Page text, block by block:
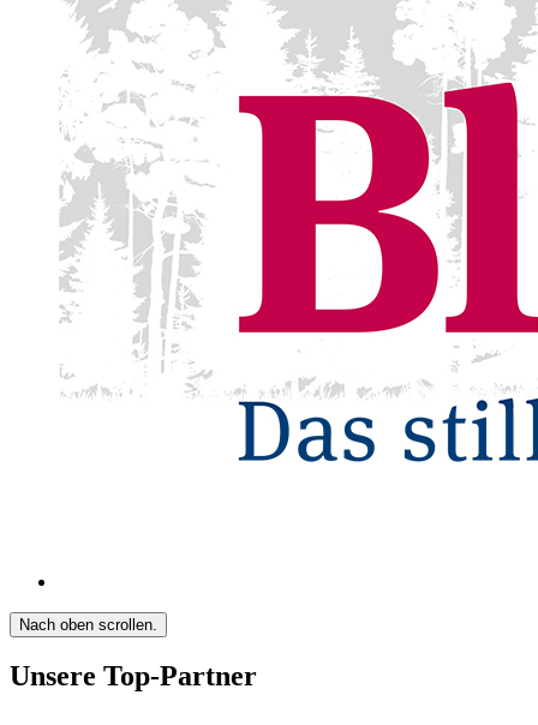
Nach oben scrollen.
Unsere Top-Partner